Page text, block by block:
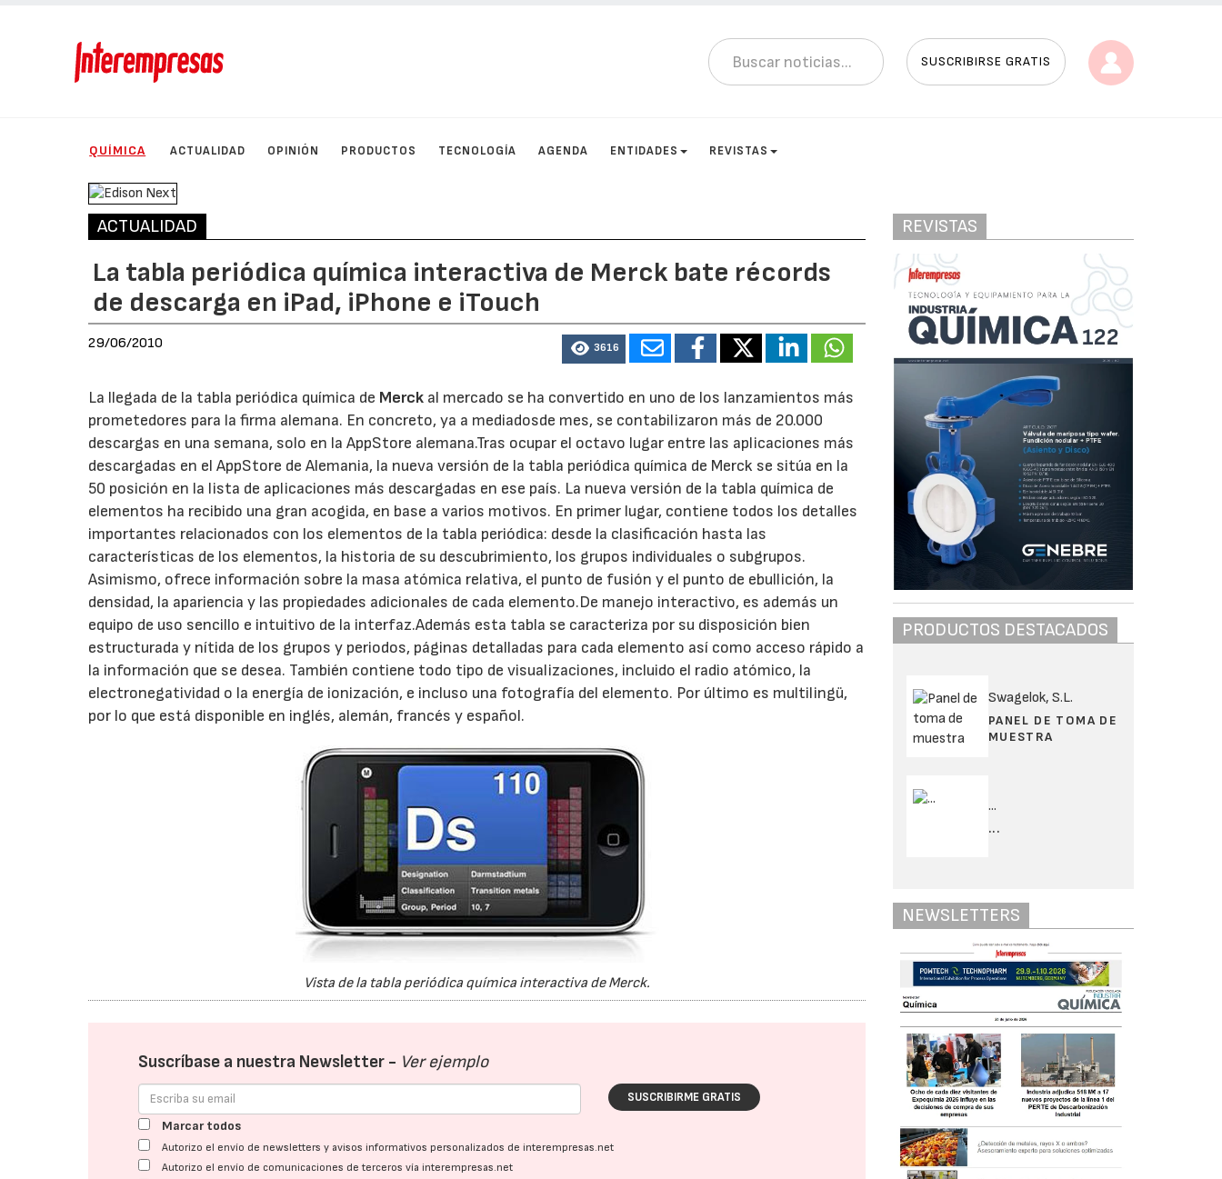
SUSCRIBIRSE GRATIS
QUÍMICA ACTUALIDAD OPINIÓN PRODUCTOS TECNOLOGÍA AGENDA ENTIDADES REVISTAS
ACTUALIDAD
La tabla periódica química interactiva de Merck bate récords
de descarga en iPad, iPhone e iTouch
29/06/2010 3616
La llegada de la tabla periódica química de Merck al mercado se ha convertido en uno de los lanzamientos más
prometedores para la firma alemana. En concreto, ya a mediadosde mes, se contabilizaron más de 20.000
descargas en una semana, solo en la AppStore alemana.Tras ocupar el octavo lugar entre las aplicaciones más
descargadas en el AppStore de Alemania, la nueva versión de la tabla periódica química de Merck se sitúa en la
50 posición en la lista de aplicaciones más descargadas en ese país. La nueva versión de la tabla química de
elementos ha recibido una gran acogida, en base a varios motivos. En primer lugar, contiene todos los detalles
importantes relacionados con los elementos de la tabla periódica: desde la clasificación hasta las
características de los elementos, la historia de su descubrimiento, los grupos individuales o subgrupos.
Asimismo, ofrece información sobre la masa atómica relativa, el punto de fusión y el punto de ebullición, la
densidad, la apariencia y las propiedades adicionales de cada elemento.De manejo interactivo, es además un
equipo de uso sencillo e intuitivo de la interfaz.Además esta tabla se caracteriza por su disposición bien
estructurada y nítida de los grupos y periodos, páginas detalladas para cada elemento así como acceso rápido a
la información que se desea. También contiene todo tipo de visualizaciones, incluido el radio atómico, la
electronegatividad o la energía de ionización, e incluso una fotografía del elemento. Por último es multilingü,
por lo que está disponible en inglés, alemán, francés y español.
Vista de la tabla periódica química interactiva de Merck.
Suscríbase a nuestra Newsletter - Ver ejemplo
SUSCRIBIRME GRATIS
Marcar todos
Autorizo el envío de newsletters y avisos informativos personalizados de interempresas.net
Autorizo el envío de comunicaciones de terceros vía interempresas.net
REVISTAS
PRODUCTOS DESTACADOS
Swagelok, S.L.
PANEL DE TOMA DE
MUESTRA
...
...
NEWSLETTERS